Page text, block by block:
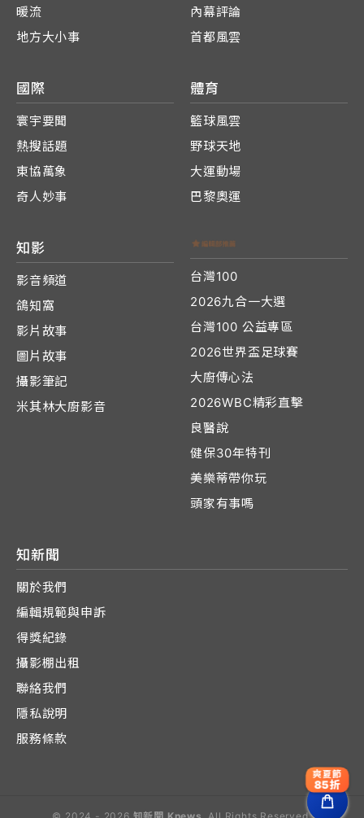
暖流
地方大小事
內幕評論
首都風雲
國際
寰宇要聞
熱搜話題
東協萬象
奇人妙事
體育
籃球風雲
野球天地
大運動場
巴黎奧運
知影
影音頻道
鴿知窩
影片故事
圖片故事
攝影筆記
米其林大廚影音
台灣100
2026九合一大選
台灣100 公益專區
2026世界盃足球賽
大廚傳心法
2026WBC精彩直擊
良醫說
健保30年特刊
美樂蒂帶你玩
頭家有事嗎
知新聞
關於我們
編輯規範與申訴
得獎紀錄
攝影棚出租
聯絡我們
隱私說明
服務條款
爽夏節
85折